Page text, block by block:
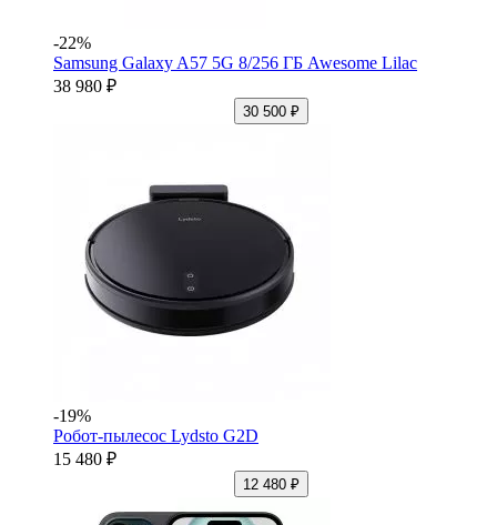
-22%
Samsung Galaxy A57 5G 8/256 ГБ Awesome Lilac
38 980 ₽
30 500 ₽
-19%
Робот-пылесос Lydsto G2D
15 480 ₽
12 480 ₽